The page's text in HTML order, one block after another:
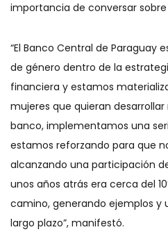
importancia de conversar
“El Banco Central de Paraguay
de género dentro de la
financiera y estamos
mujeres que quieran
banco, implementamos una
estamos reforzando para que
alcanzando una participación
unos años atrás era cerca del
camino, generando ejemplos y
largo plazo”, manifestó.